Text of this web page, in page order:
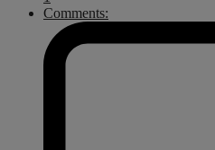
Comments: